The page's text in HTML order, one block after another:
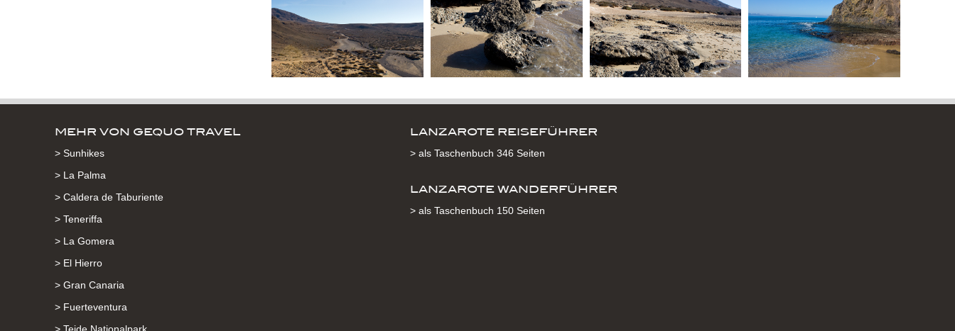
MEHR VON GEQUO TRAVEL
> Sunhikes
> La Palma
> Caldera de Taburiente
> Teneriffa
> La Gomera
> El Hierro
> Gran Canaria
> Fuerteventura
> Teide Nationalpark
LANZAROTE REISEFÜHRER
> als Taschenbuch 346 Seiten
LANZAROTE WANDERFÜHRER
> als Taschenbuch 150 Seiten